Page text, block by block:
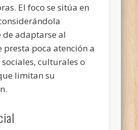
El foco se sitúa en
de adaptarse al
presta poca atención a
culturales o
limitan su